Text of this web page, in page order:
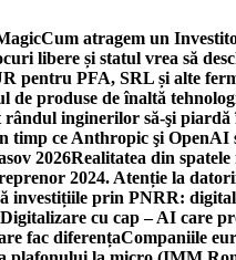
Cum atragem un
libere și statul vrea să
pentru PFA, SRL și alte
de produse de înaltă
inginerilor să-şi piardă
ce Anthropic şi OpenAI
2026Realitatea din
2024. Atenție la
investițiile prin PNRR:
Digitalizare cu cap – AI care
fac diferențaCompaniile